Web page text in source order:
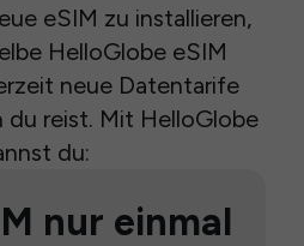
eSIM zu installieren,
HelloGlobe eSIM
neue Datentarife
reist. Mit HelloGlobe
du:
nur einmal